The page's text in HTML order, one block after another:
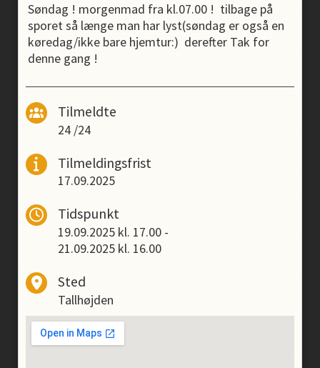
Søndag ! morgenmad fra kl.07.00 ! tilbage på
sporet så længe man har lyst(søndag er også en
køredag/ikke bare hjemtur:) derefter Tak for
denne gang !
Tilmeldte
24 /24
Tilmeldingsfrist
17.09.2025
Tidspunkt
19.09.2025 kl. 17.00 -
21.09.2025 kl. 16.00
Sted
Tallhøjden